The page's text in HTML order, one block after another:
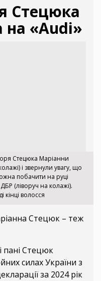
Стецюка
на «Audi»
Стецюка Маріанни
і звернули увагу, що
побачити на руці
(ліворуч на колажі).
кінці волосся
Стецюк – теж
пані Стецюк
силах України з
за 2024 рік